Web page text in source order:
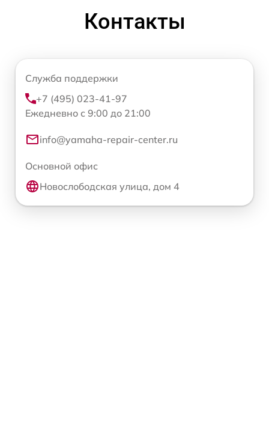
Контакты
Служба поддержки
+7 (495) 023-41-97
Ежедневно с 9:00 до 21:00
info@yamaha-repair-center.ru
Основной офис
Новослободская улица, дом 4